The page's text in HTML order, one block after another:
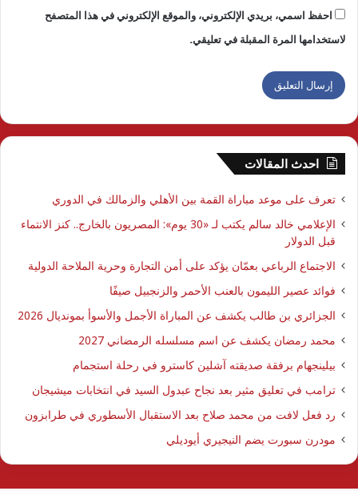
احفظ اسمي، بريدي الإلكتروني، والموقع الإلكتروني في هذا المتصفح
لاستخدامها المرة المقبلة في تعليقي.
احدث المقالات
تعرف على موعد مباراة القمة بين الأهلي والزمالك في الدوري
الإعلامي خالد سالم يكتب لـ «30 يوم»: المصريون بالخارج.. كنز الانتماء
قبل الدولار
الاجتماع الرباعي بعمّان يؤكد على أمن التجارة وحرية الملاحة الدولية
فوائد عصير الليمون بالعنب الأحمر والزنجبيل صيفًا
الجزائري بن طالب يكشف عن المباراة الأجمل والأسوأ بمونديال 2026
محمد رمضان يكشف عن اسم مسلسله الرمضاني 2027
بيلينجهام برفقة صديقته آشلين كاسترو في رحلة استجمام
ترامب في تعليق مثير بعد نجاح عبدول السيد في انتخابات ميشيجان
رد فعل لافت من محمد صلاح بعد الاستقبال الأسطوري في طرابزون
مودرن سبورت يضم النيجيري أيوديلي